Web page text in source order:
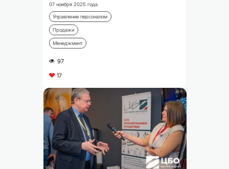
07 ноября 2025 года
Управление персоналом
Продажи
Менеджмент
A 97
C 17